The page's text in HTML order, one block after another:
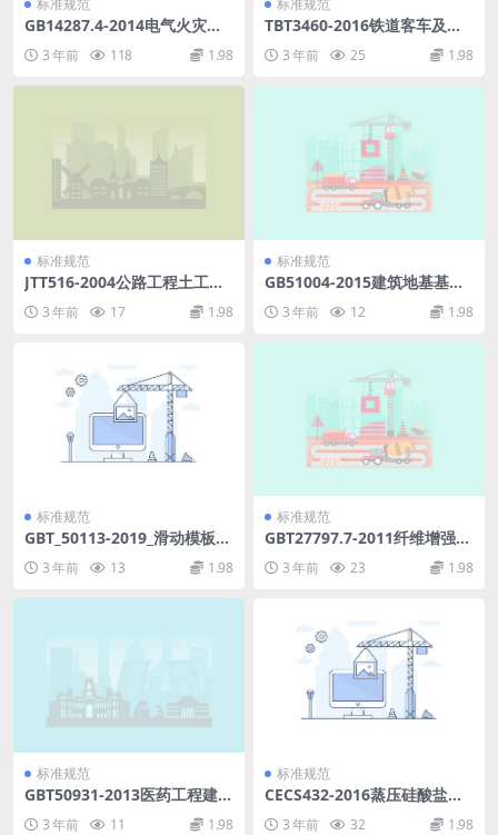
标准规范
GB14287.4-2014电气火灾监
控系统第4部分：故障电弧探
测器.pdf
3 年前 118 1.98
标准规范
TBT3460-2016铁道客车及动
3 年前 25 1.98
标准规范
JTT516-2004公路工程土工合
3 年前 17 1.98
标准规范
GB51004-2015建筑地基基础
3 年前 12 1.98
标准规范
GBT_50113-2019_滑动模板工
3 年前 13 1.98
标准规范
GBT27797.7-2011纤维增强塑
料试验板制备方法第7部分：
树脂传递模塑.pdf
3 年前 23 1.98
标准规范
GBT50931-2013医药工程建设
项目设计文件编制标准.pdf
3 年前 11 1.98
标准规范
CECS432-2016蒸压硅酸盐企
口小型砌块应用技术规程.pdf
3 年前 32 1.98